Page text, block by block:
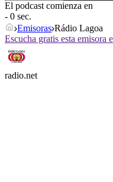
El podcast comienza en
- 0 sec.
Emisoras Rádio Lagoa
Escucha gratis esta emisora
radio.net